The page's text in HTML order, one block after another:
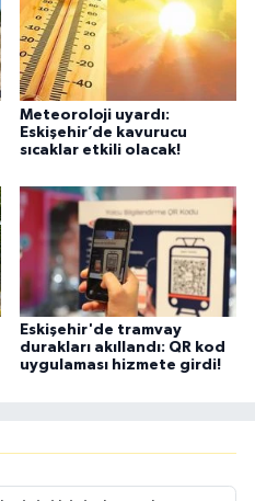
Meteoroloji uyardı:
Eskişehir’de kavurucu
sıcaklar etkili olacak!
Eskişehir'de tramvay
durakları akıllandı: QR kod
uygulaması hizmete girdi!